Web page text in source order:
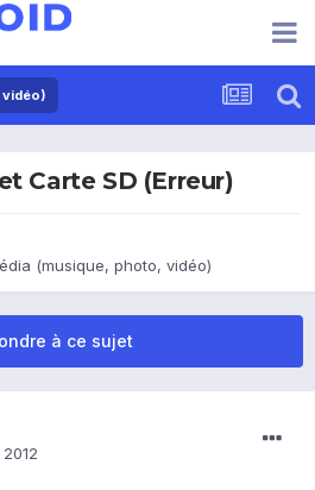
vidéo)
Carte SD (Erreur)
(musique, photo, vidéo)
à ce sujet